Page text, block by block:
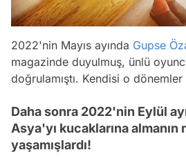
2022'nin Mayıs ayında Gupse
magazinde duyulmuş, ünlü
doğrulamıştı. Kendisi o
Daha sonra 2022'nin Eylül
Asya'yı kucaklarına
yaşamışlardı!